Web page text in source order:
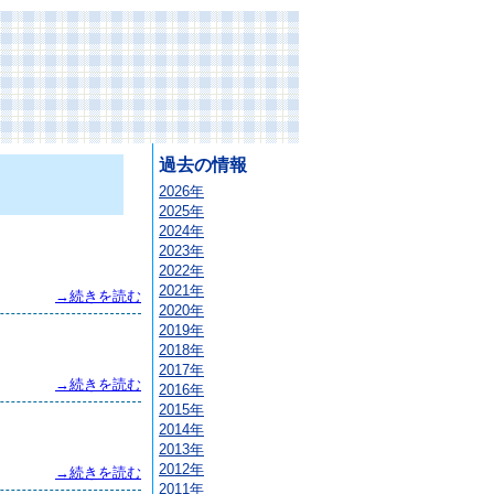
→続きを読む
→続きを読む
→続きを読む
過去の情報
2026年
2025年
2024年
2023年
2022年
2021年
2020年
2019年
2018年
2017年
2016年
2015年
2014年
2013年
2012年
2011年